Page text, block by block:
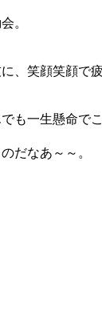
。
、笑顔笑顔で
も一生懸命で
だなあ～～。